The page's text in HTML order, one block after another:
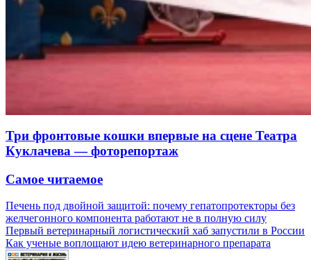
Три фронтовые кошки впервые на сцене Театра
Куклачева — фоторепортаж
Самое читаемое
Печень под двойной защитой: почему гепатопротекторы без
желчегонного компонента работают не в полную силу
Первый ветеринарный логистический хаб запустили в России
Как ученые воплощают идею ветеринарного препарата